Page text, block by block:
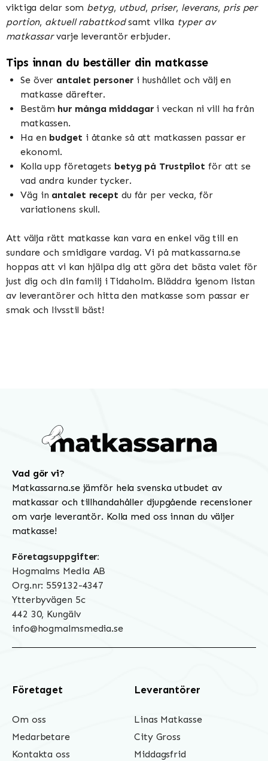
viktiga delar som betyg, utbud, priser, leverans, pris per
portion, aktuell rabattkodsamt vilka typer av
matkassarvarje leverantör erbjuder.
Tips innan du beställer din matkasse
Se över antalet personeri hushållet och välj en
matkasse därefter.
Bestäm hur många middagari veckan ni vill ha från
matkassen.
Ha en budget i åtanke så att matkassen passar er
ekonomi.
Kolla upp företagets betyg på Trustpilot för att se
vad andra kunder tycker.
Väg in antalet recept du får per vecka, för
variationens skull.
Att välja rätt matkasse kan vara en enkel väg till en
sundare och smidigare vardag. Vi på matkassarna.se
hoppas att vi kan hjälpa dig att göra det bästa valet för
just dig och din familj i Tidaholm. Bläddra igenom listan
av leverantörer och hitta den matkasse som passar er
smak och livsstil bäst!
Vad gör vi?
Matkassarna.se jämför hela svenska utbudet av
matkassar och tillhandahåller djupgående recensioner
om varje leverantör. Kolla med oss innan du väljer
matkasse!
Företagsuppgifter:
Hogmalms Media AB
Org.nr: 559132-4347
Ytterbyvägen 5c
442 30, Kungälv
info@hogmalmsmedia.se
Företaget
Om oss
Medarbetare
Kontakta oss
Leverantörer
Linas Matkasse
City Gross
Middagsfrid